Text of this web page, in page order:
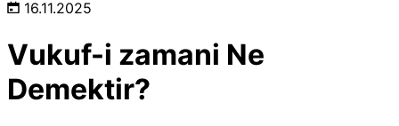
16.11.2025
Vukuf-i zamani Ne
Demektir?